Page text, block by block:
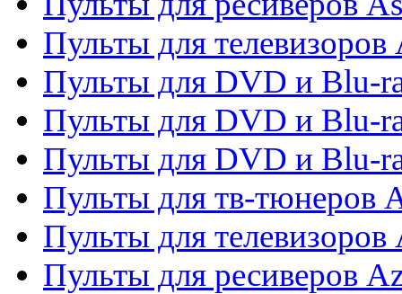
Пульты для телевизоров
Пульты для DVD и Blu-
Пульты для DVD и Blu-
Пульты для DVD и Blu-
Пульты для тв-тюнеров
Пульты для телевизоров
Пульты для ресиверов